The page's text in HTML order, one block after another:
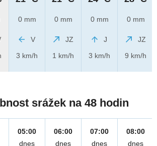
0 mm
V
3 km/h
0 mm
JZ
1 km/h
0 mm
J
3 km/h
0 mm
JZ
9 km/h
srážek na 48 hodin
05:00
dnes
06:00
dnes
07:00
dnes
08:00
dnes